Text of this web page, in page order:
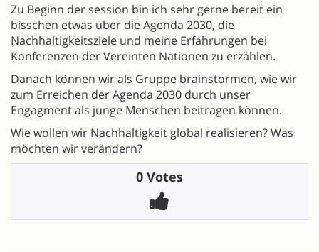
Zu Beginn der session bin ich sehr gerne bereit ein
bisschen etwas über die Agenda 2030, die
Nachhaltigkeitsziele und meine Erfahrungen bei
Konferenzen der Vereinten Nationen zu erzählen.
Danach können wir als Gruppe brainstormen, wie wir
zum Erreichen der Agenda 2030 durch unser
Engagment als junge Menschen beitragen können.
Wie wollen wir Nachhaltigkeit global realisieren? Was
möchten wir verändern?
0 Votes